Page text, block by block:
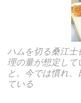
ハムを切る桑江士
理の量が想定して
と。今では慣れ
ている